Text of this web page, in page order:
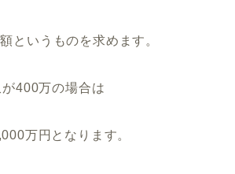
というものを求めます。
400万の場合は
万円となります。